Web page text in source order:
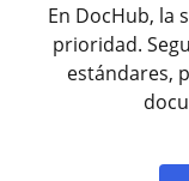
En DocHub, la
prioridad.
estándares,